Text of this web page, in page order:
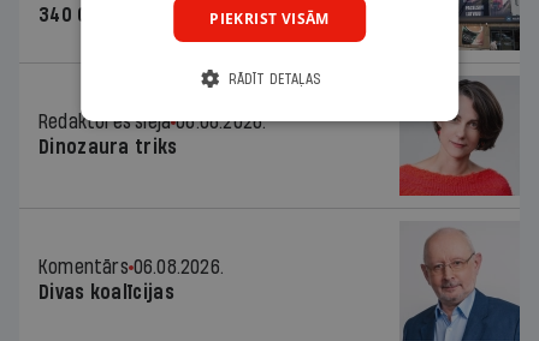
340 000 vērtu reklāmas kampaņu
Redaktores sleja 06.08.2026.
Dinozaura triks
Komentārs 06.08.2026.
Divas koalīcijas
PIEKRIST VISĀM
RĀDĪT DETAĻAS